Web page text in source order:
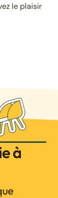
le plaisir
à